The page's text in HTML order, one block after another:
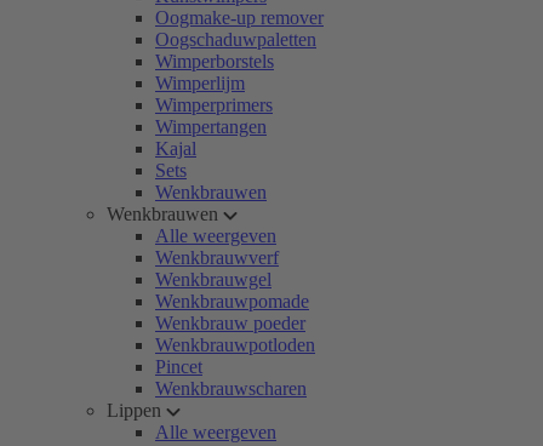
Oogmake-up remover
Oogschaduwpaletten
Wimperborstels
Wimperlijm
Wimperprimers
Wimpertangen
Kajal
Sets
Wenkbrauwen
Wenkbrauwen
Alle weergeven
Wenkbrauwverf
Wenkbrauwgel
Wenkbrauwpomade
Wenkbrauw poeder
Wenkbrauwpotloden
Pincet
Wenkbrauwscharen
Lippen
Alle weergeven